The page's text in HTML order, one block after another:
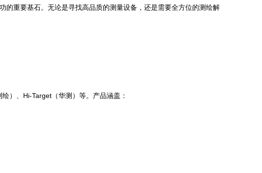
重要基石。无论是寻找高品质的测量设备，还是需要全方位的测绘解
）、Hi-Target（华测）等。产品涵盖：